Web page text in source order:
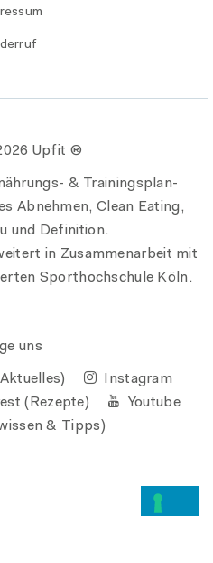
Upfit ®
& Trainingsplan-
Abnehmen, Clean Eating,
und Definition.
in Zusammenarbeit mit
Sporthochschule Köln.
uns
Instagram
(Rezepte)
Youtube
& Tipps)